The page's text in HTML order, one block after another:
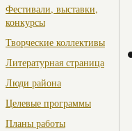
Фестивали, выставки,
конкурсы
Творческие коллективы
Литературная страница
Люди района
Целевые программы
Планы работы